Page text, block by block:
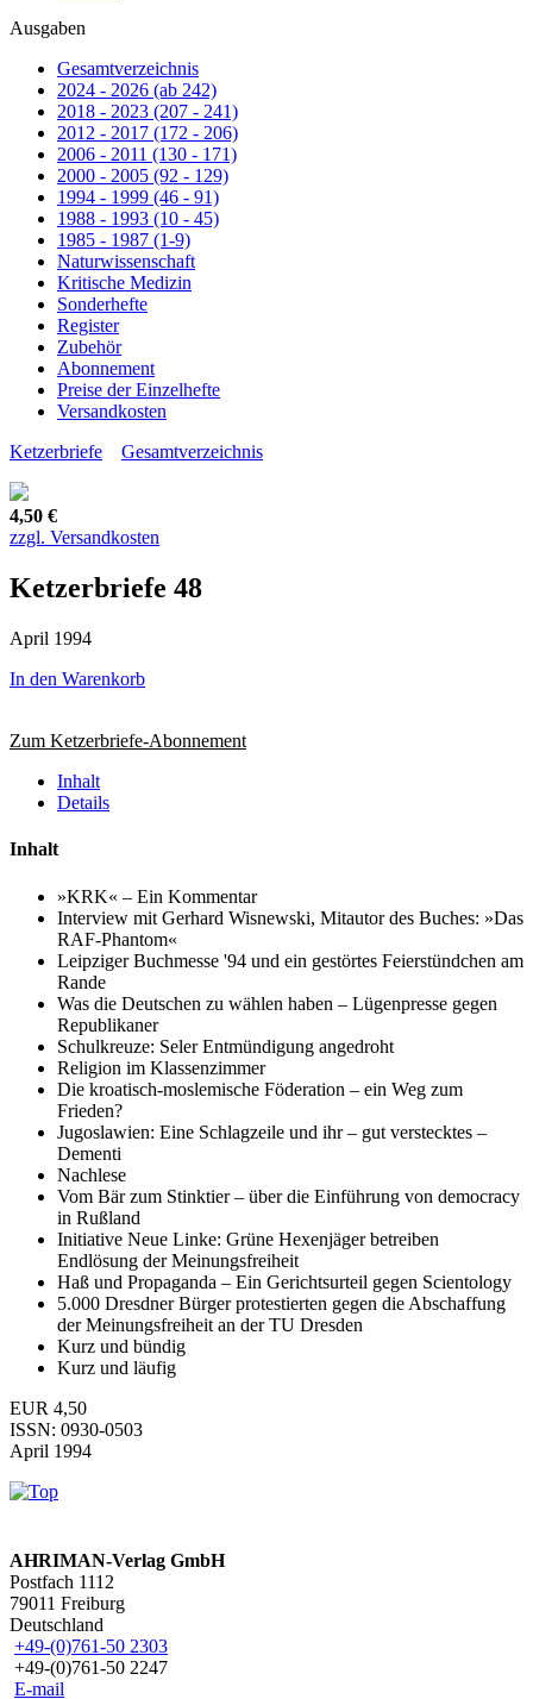
Ausgaben
Gesamtverzeichnis
2024 - 2026 (ab 242)
2018 - 2023 (207 - 241)
2012 - 2017 (172 - 206)
2006 - 2011 (130 - 171)
2000 - 2005 (92 - 129)
1994 - 1999 (46 - 91)
1988 - 1993 (10 - 45)
1985 - 1987 (1-9)
Naturwissenschaft
Kritische Medizin
Sonderhefte
Register
Zubehör
Abonnement
Preise der Einzelhefte
Versandkosten
Ketzerbriefe
Gesamtverzeichnis
4,50 €
zzgl. Versandkosten
Ketzerbriefe 48
April 1994
In den Warenkorb
Zum Ketzerbriefe-Abonnement
Inhalt
Details
Inhalt
»KRK« – Ein Kommentar
Interview mit Gerhard Wisnewski, Mitautor des Buches: »Das
RAF-Phantom«
Leipziger Buchmesse '94 und ein gestörtes Feierstündchen am
Rande
Was die Deutschen zu wählen haben – Lügenpresse gegen
Republikaner
Schulkreuze: Seler Entmündigung angedroht
Religion im Klassenzimmer
Die kroatisch-moslemische Föderation – ein Weg zum
Frieden?
Jugoslawien: Eine Schlagzeile und ihr – gut verstecktes –
Dementi
Nachlese
Vom Bär zum Stinktier – über die Einführung von democracy
in Rußland
Initiative Neue Linke: Grüne Hexenjäger betreiben
Endlösung der Meinungsfreiheit
Haß und Propaganda – Ein Gerichtsurteil gegen Scientology
5.000 Dresdner Bürger protestierten gegen die Abschaffung
der Meinungsfreiheit an der TU Dresden
Kurz und bündig
Kurz und läufig
EUR 4,50
ISSN: 0930-0503
April 1994
AHRIMAN-Verlag GmbH
Postfach 1112
79011 Freiburg
Deutschland
+49-(0)761-50 2303
+49-(0)761-50 2247
E-mail